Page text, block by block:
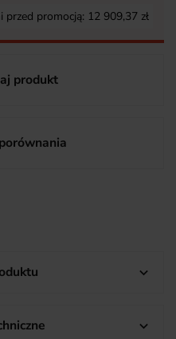
przed promocją: 12 909,37 zł
produkt

